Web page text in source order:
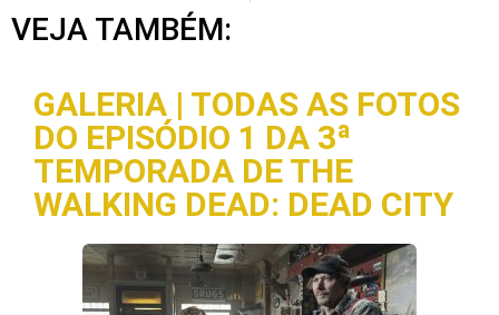
VEJA TAMBÉM:
GALERIA | TODAS AS FOTOS
DO EPISÓDIO 1 DA 3ª
TEMPORADA DE THE
WALKING DEAD: DEAD CITY